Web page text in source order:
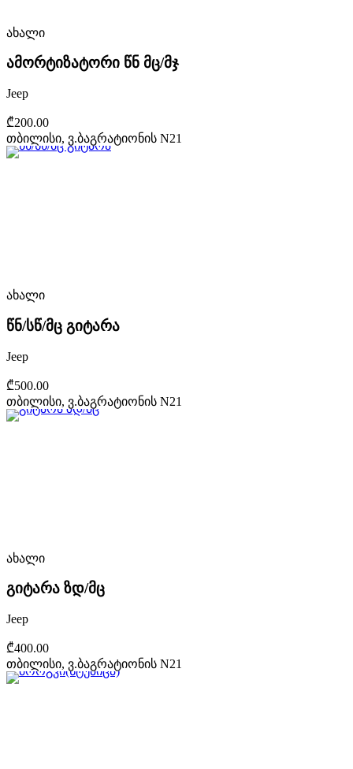
ახალი
ამორტიზატორი წნ მც/მჯ
Jeep
₾200.00
თბილისი, ვ.ბაგრატიონის N21
ახალი
წნ/სწ/მც გიტარა
Jeep
₾500.00
თბილისი, ვ.ბაგრატიონის N21
ახალი
გიტარა ზდ/მც
Jeep
₾400.00
თბილისი, ვ.ბაგრატიონის N21